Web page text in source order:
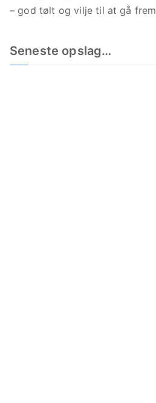
– god tølt og vilje til at gå frem
Seneste opslag…